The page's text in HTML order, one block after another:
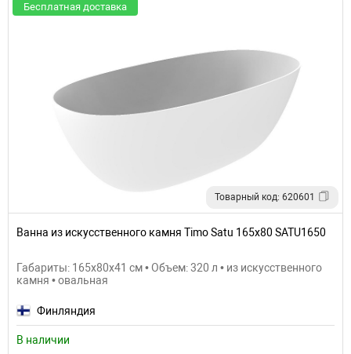
Бесплатная доставка
Товарный код: 620601
Ванна из искусственного камня Timo Satu 165x80 SATU1650
Габариты: 165x80x41 см • Объем: 320 л • из искусственного
камня • овальная
Финляндия
В наличии